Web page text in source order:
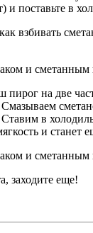
и поставьте в
взбивать
и сметанным
пирог на две
Смазываем
в
и станет
и сметанным
заходите еще!